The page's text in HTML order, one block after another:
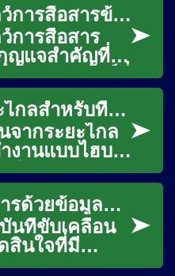
การออกแบบโฟลว์การสื่อสารข้ามช่องทางเพื่อประสบการณ์ลูกค้าที่ต่อเนื่อง
การสื่อสาร
ญแจสำคัญที่
ประสบการณ์ที่
มาระหว่าง
การเชื่อมต่อระยะไกลสำหรับทีมงาน
จากระยะไกล
งานแบบไฮบริ
ติ การรักษา
แกร่งและเชื่อ
ยกระดับการจัดการด้วยข้อมูลที่ถูกต้อง
นที่ขับเคลื่อน
สินใจที่มี
กับความถูก